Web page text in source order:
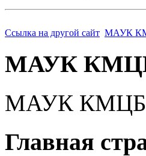
Ссылка на другой сайт МАУК
МАУК
МАУК
Главная